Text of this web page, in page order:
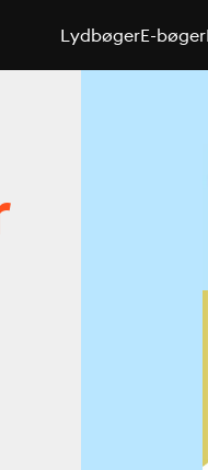
LydbøgerE-bøger